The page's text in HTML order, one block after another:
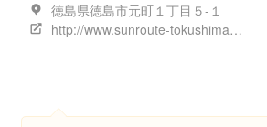
徳島県徳島市元町１丁目５-１
http://www.sunroute-tokushima.com/index.php?e=5